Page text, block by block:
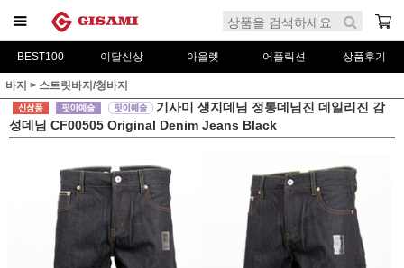
BEST100 이달신상 아울렛 어플릭션 상품후기
바지 > 스트릿바지/청바지
기사미 생지데님 정통데님진 데일리진 감
성데님 CF00505 Original Denim Jeans Black